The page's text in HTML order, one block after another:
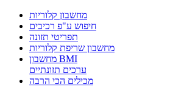
מחשבון קלוריות
חיפוש ע"פ רכיבים
תפריטי תזונה
מחשבון שריפת קלוריות
מחשבון BMI
ערכים תזונתיים
מכילים הכי הרבה